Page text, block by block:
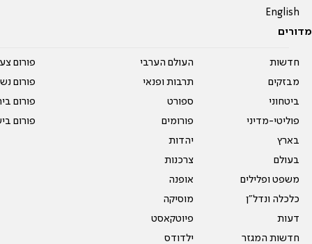
English
מדורים
חדשות
מבזקים
ביטחוני
פוליטי-מדיני
בארץ
בעולם
משפט ופלילים
כלכלה ונדל"ן
דעות
חדשות המגזר
העולם הערבי
תרבות ופנאי
ספורט
פורומים
יהדות
צרכנות
אופנה
מוסיקה
פיוטקאסט
ילדודס
פורום
פורום
פורום
פורום